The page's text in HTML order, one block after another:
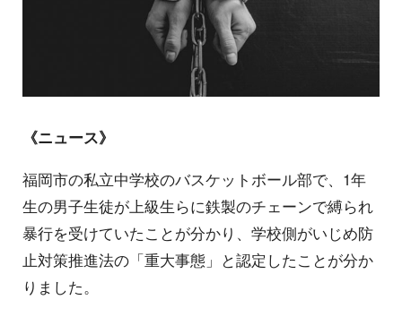
《ニュース》
福岡市の私立中学校のバスケットボール部で、1年
生の男子生徒が上級生らに鉄製のチェーンで縛られ
暴行を受けていたことが分かり、学校側がいじめ防
止対策推進法の「重大事態」と認定したことが分か
りました。